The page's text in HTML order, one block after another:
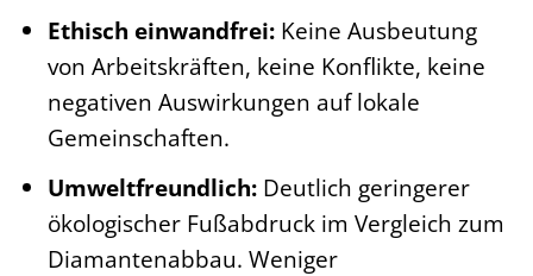
Ethisch einwandfrei:Keine Ausbeutung
von Arbeitskräften, keine Konflikte, keine
negativen Auswirkungen auf lokale
Gemeinschaften.
Umweltfreundlich:Deutlich geringerer
ökologischer Fußabdruck im Vergleich zum
Diamantenabbau. Weniger